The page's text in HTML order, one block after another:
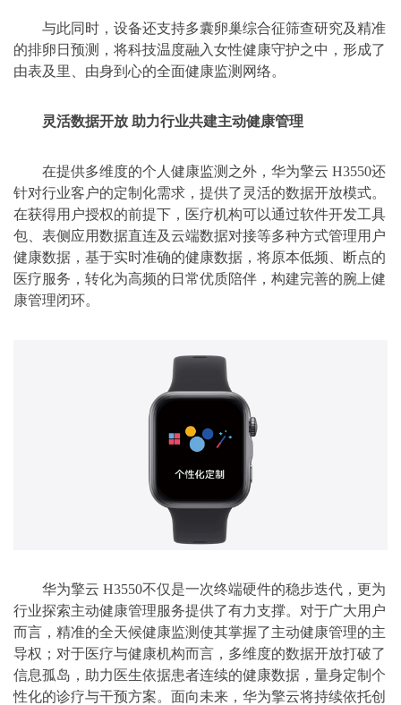
与此同时，设备还支持多囊卵巢综合征筛查研究及精准
的排卵日预测，将科技温度融入女性健康守护之中，形成了
由表及里、由身到心的全面健康监测网络。
灵活数据开放 助力行业共建主动健康管理
在提供多维度的个人健康监测之外，华为擎云 H3550还
针对行业客户的定制化需求，提供了灵活的数据开放模式。
在获得用户授权的前提下，医疗机构可以通过软件开发工具
包、表侧应用数据直连及云端数据对接等多种方式管理用户
健康数据，基于实时准确的健康数据，将原本低频、断点的
医疗服务，转化为高频的日常优质陪伴，构建完善的腕上健
康管理闭环。
华为擎云 H3550不仅是一次终端硬件的稳步迭代，更为
行业探索主动健康管理服务提供了有力支撑。对于广大用户
而言，精准的全天候健康监测使其掌握了主动健康管理的主
导权；对于医疗与健康机构而言，多维度的数据开放打破了
信息孤岛，助力医生依据患者连续的健康数据，量身定制个
性化的诊疗与干预方案。面向未来，华为擎云将持续依托创